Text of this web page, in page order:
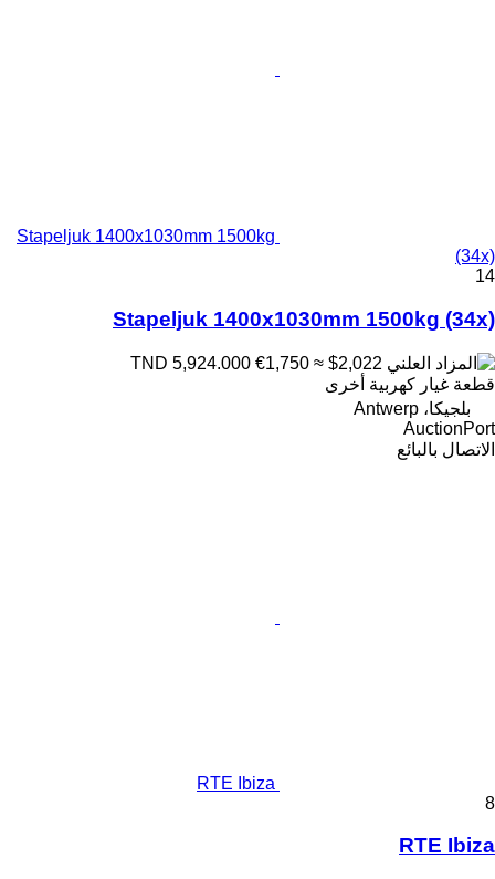
Stapeljuk 1400x1030mm 1500kg
(34x)
14
Stapeljuk 1400x1030mm 1500kg (34x)
€1,750 ≈ $2,022
قطعة غيار كهربية أخرى
بلجيكا، Antwerp
AuctionPort
الاتصال بالبائع
RTE Ibiza
8
RTE Ibiza